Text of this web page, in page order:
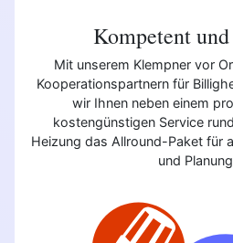
Kompetent
Mit unserem Klempner vor
Kooperationspartnern für
wir Ihnen neben einem
kostengünstigen Service
Heizung das Allround-Paket für
und